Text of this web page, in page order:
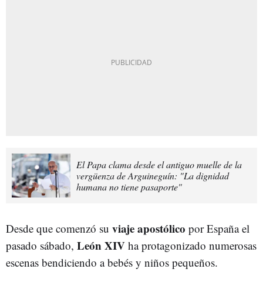
El Papa clama desde el antiguo muelle de la
vergüenza de Arguineguín: "La dignidad
humana no tiene pasaporte"
Desde que comenzó su viajeapostólico por España el
pasado sábado, LeónXIV ha protagonizado numerosas
escenas bendiciendo a bebés y niños pequeños.